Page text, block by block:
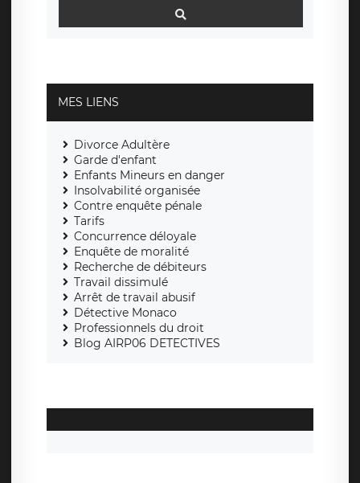
MES LIENS
Divorce Adultère
Garde d'enfant
Enfants Mineurs en danger
Insolvabilité organisée
Contre enquête pénale
Tarifs
Concurrence déloyale
Enquête de moralité
Recherche de débiteurs
Travail dissimulé
Arrêt de travail abusif
Détective Monaco
Professionnels du droit
Blog AIRP06 DETECTIVES